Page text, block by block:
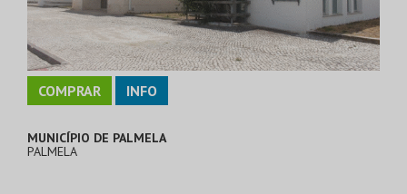
COMPRAR INFO
MUNICÍPIO DE PALMELA
PALMELA